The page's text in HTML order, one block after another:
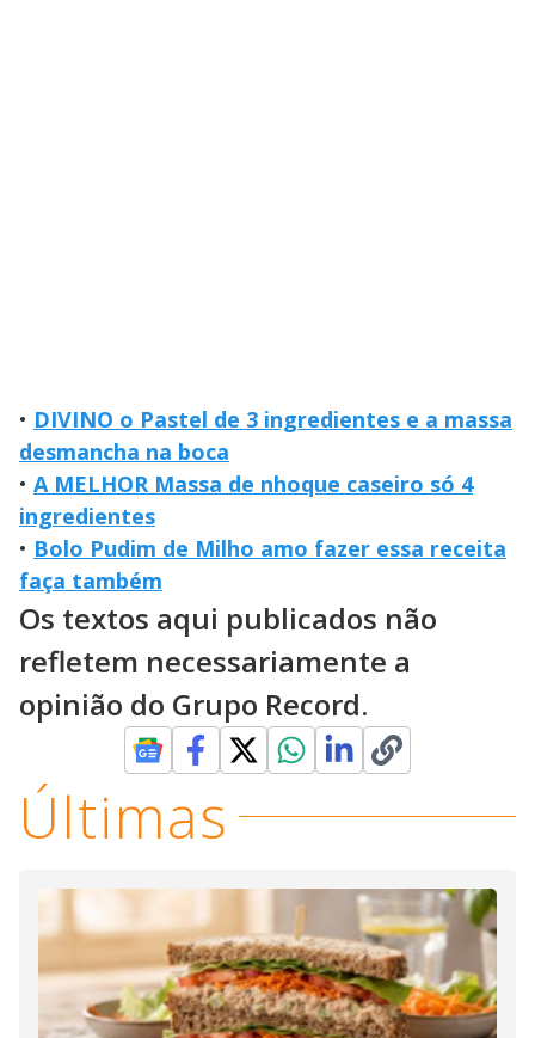
• DIVINO o Pastel de 3 ingredientes e a massa
desmancha na boca
• A MELHOR Massa de nhoque caseiro só 4
ingredientes
• Bolo Pudim de Milho amo fazer essa receita
faça também
Os textos aqui publicados não
refletem necessariamente a
opinião do Grupo Record.
Últimas